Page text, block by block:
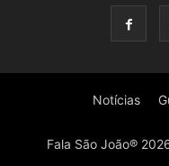
Notícias
Fala São João®